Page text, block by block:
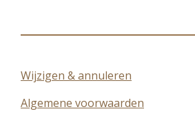
Wijzigen & annuleren
Algemene voorwaarden